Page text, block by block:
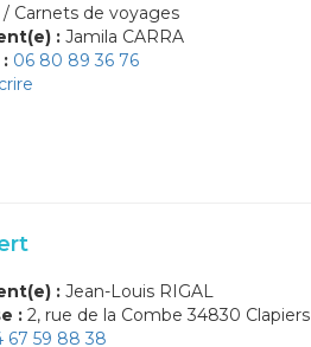
Carnets de voyages
: Jamila CARRA
06 80 89 36 76
: Jean-Louis RIGAL
: 2, rue de la Combe 34830 Clapiers
67 59 88 38